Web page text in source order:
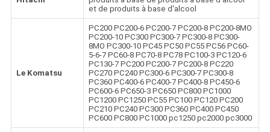
et de produits à base d'alcool
Le Komatsu
PC200 PC200-6 PC200-7 PC200-8 PC200-8MO
PC200-10 PC300 PC300-7 PC300-8 PC300-
8MO PC300-10 PC45 PC50 PC55 PC56 PC60-
5-6-7 PC60-8 PC70-8 PC78 PC100-3 PC120-6
PC130-7 PC200 PC200-7 PC200-8 PC220
PC270 PC240 PC300-6 PC300-7 PC300-8
PC360 PC400-6 PC400-7 PC400-8 PC450-6
PC600-6 PC650-3 PC650 PC800 PC1000
PC1200 PC1250 PC55 PC100 PC120 PC200
PC210 PC240 PC300 PC360 PC400 PC450
PC600 PC800 PC1000 pc1250 pc2000 pc3000